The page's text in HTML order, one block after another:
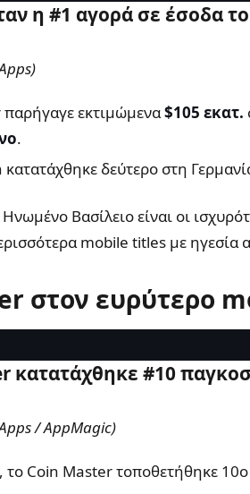
η #1 αγορά σε έσοδα
εκτιμώμενα$105 εκατ.
.
δεύτερο στη
Βασίλειο είναι οι
mobile titles με ηγεσία
στον ευρύτερο
κατατάχθηκε #10
/ AppMagic)
, το Coin Master τοποθετήθηκε